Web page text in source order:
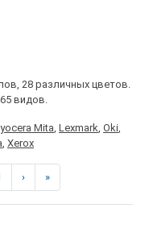
28 различных цветов.
видов.
Mita, Lexmark, Oki,
, Xerox
› »